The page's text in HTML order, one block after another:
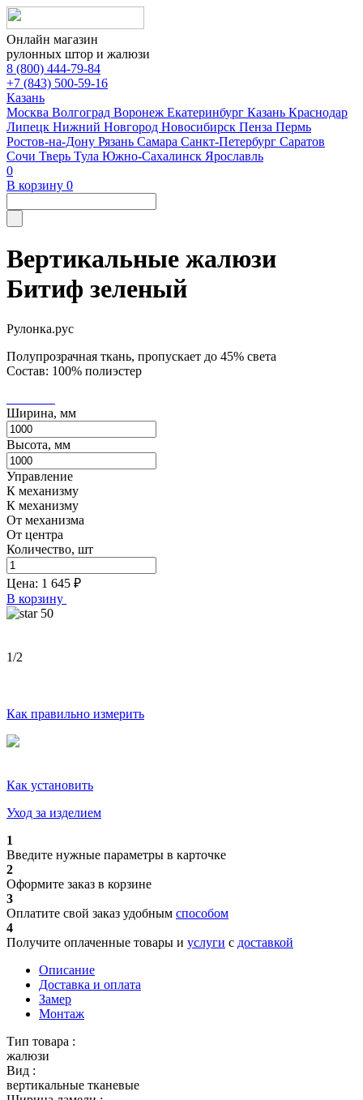
Онлайн магазин
рулонных штор и жалюзи
8 (800) 444-79-84
+7 (843) 500-59-16
Казань
Москва Волгоград Воронеж Екатеринбург Казань Краснодар
Липецк Нижний Новгород Новосибирск Пенза Пермь
Ростов-на-Дону Рязань Самара Санкт-Петербург Саратов
Сочи Тверь Тула Южно-Сахалинск Ярославль
0
В корзину 0
Вертикальные жалюзи
Битиф зеленый
Рулонка.рус
Полупрозрачная ткань, пропускает до 45% света
Состав: 100% полиэстер
Ширина, мм
Высота, мм
Управление
К механизму
К механизму
От механизма
От центра
Количество, шт
Цена: 1 645 ₽
В корзину
50
1/2
Как правильно измерить
Как установить
Уход за изделием
1
Введите нужные параметры в карточке
2
Оформите заказ в корзине
3
Оплатите свой заказ удобным способом
4
Получите оплаченные товары и услуги с доставкой
Описание
Доставка и оплата
Замер
Монтаж
Тип товара :
жалюзи
Вид :
вертикальные тканевые